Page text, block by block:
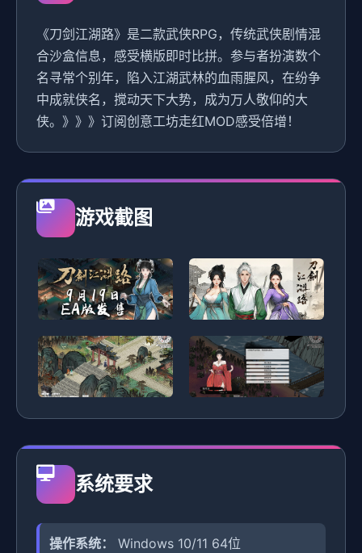
《刀剑江湖路》是二款武侠RPG，传统武侠剧情混
合沙盒信息，感受横版即时比拼。参与者扮演数个
名寻常个别年，陷入江湖武林的血雨腥风，在纷争
中成就侠名，搅动天下大势，成为万人敬仰的大
侠。》》》订阅创意工坊走红MOD感受倍增！
游戏截图
系统要求
操作系统： Windows 10/11 64位